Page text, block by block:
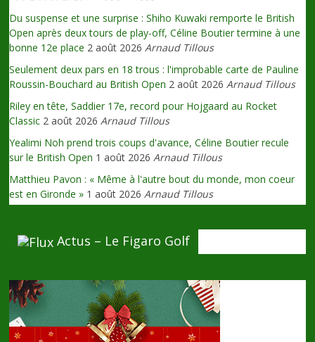
Du suspense et une surprise : Shiho Kuwaki remporte le British
Open après deux tours de play-off, Céline Boutier termine à une
bonne 12e place 2 août 2026 Arnaud Tillous
Seulement deux pars en 18 trous : l'improbable carte de Pauline
Roussin-Bouchard au British Open 2 août 2026 Arnaud Tillous
Riley en tête, Saddier 17e, record pour Hojgaard au Rocket
Classic 2 août 2026 Arnaud Tillous
Yealimi Noh prend trois coups d'avance, Céline Boutier recule
sur le British Open 1 août 2026 Arnaud Tillous
Matthieu Pavon : « Même à l'autre bout du monde, mon coeur
est en Gironde » 1 août 2026 Arnaud Tillous
Actus – Le Figaro Golf